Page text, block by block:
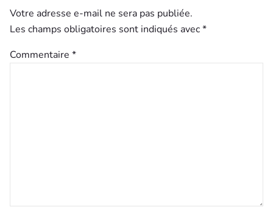
Votre adresse e-mail ne sera pas publiée.
Les champs obligatoires sont indiqués avec*
Commentaire *